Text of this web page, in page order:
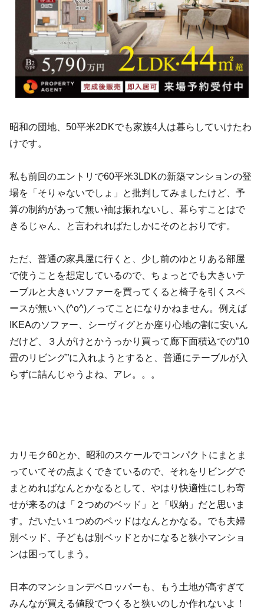
昭和の団地、50平米2DKでも家族4人は暮らしていけたわ
けです。
私も前回のエントリで60平米3LDKの新築マンションの登
場を「そりゃないでしょ」と批判してみましたけど、予
算の制約があって無い袖は振れないし、暮らすことはで
きるじゃん、と言われればたしかにそのとおりです。
ただ、普通の家具屋に行くと、少し前のゆとりある部屋
で使うことを想定しているので、ちょっとでも大きいテ
ーブルと大きいソファーを買ってくると椅子を引くスペ
ースが無い＼(^o^)／ってことになりかねません。例えば
IKEAのソファー、シーヴィグとか座り心地の割に安いん
だけど、３人がけとかうっかり買って廊下面積込での”10
畳のリビング”に入れようとすると、普通にテーブルが入
らずに詰んじゃうよね、アレ。。。
カリモク60とか、昭和のスケールでコンパクトにまとま
っていてその点よくできているので、それをリビングで
まとめればなんとかなるとして、やはり快適性にしわ寄
せが来るのは「２つめのベッド」と「収納」だと思いま
す。だいたい１つめのベッドはなんとかなる。でも夫婦
別ベッド、子どもは別ベッドとかになると狭小マンショ
ンは困ってしまう。
日本のマンションデベロッパーも、もう土地が高すぎて
みんなが買える値段でつくると狭いのしか作れないよ！